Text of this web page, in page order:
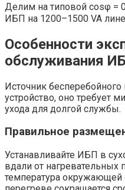
Делим на типовой cosφ =
ИБП на 1200–1500 VA
Особенности
обслуживания
Источник
устройство, оно требует
ухода для долгой службы.
Правильное
Устанавливайте ИБП в
вдали от нагревательных
температура